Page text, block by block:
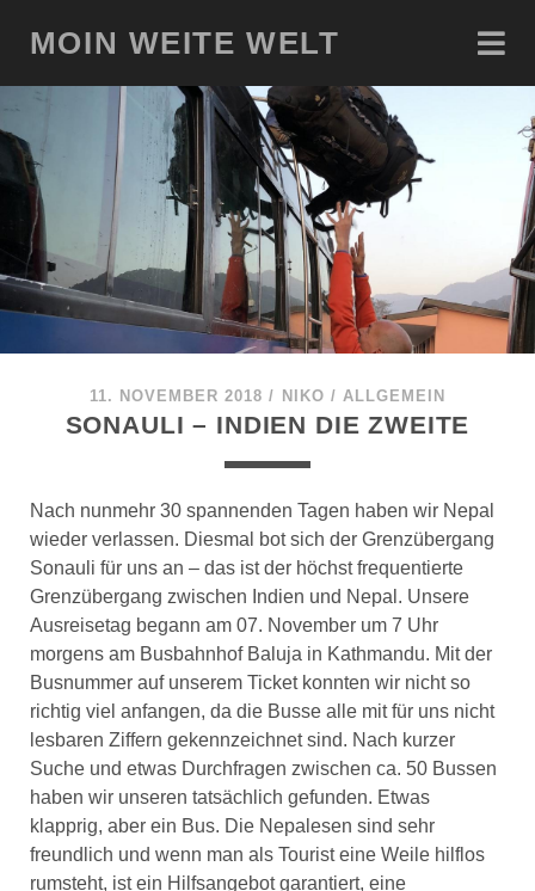
MOIN WEITE WELT
11. NOVEMBER 2018 / NIKO / ALLGEMEIN
SONAULI – INDIEN DIE ZWEITE
Nach nunmehr 30 spannenden Tagen haben wir Nepal
wieder verlassen. Diesmal bot sich der Grenzübergang
Sonauli für uns an – das ist der höchst frequentierte
Grenzübergang zwischen Indien und Nepal. Unsere
Ausreisetag begann am 07. November um 7 Uhr
morgens am Busbahnhof Baluja in Kathmandu. Mit der
Busnummer auf unserem Ticket konnten wir nicht so
richtig viel anfangen, da die Busse alle mit für uns nicht
lesbaren Ziffern gekennzeichnet sind. Nach kurzer
Suche und etwas Durchfragen zwischen ca. 50 Bussen
haben wir unseren tatsächlich gefunden. Etwas
klapprig, aber ein Bus. Die Nepalesen sind sehr
freundlich und wenn man als Tourist eine Weile hilflos
rumsteht, ist ein Hilfsangebot garantiert, eine